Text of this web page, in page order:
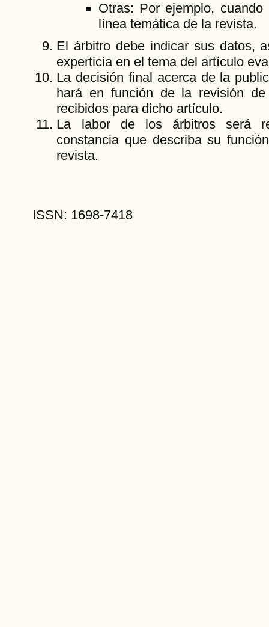
Otras: Por ejemplo,
línea temática de la revista.
El árbitro debe indicar sus datos,
experticia en el tema del artículo
La decisión final acerca de la
hará en función de la revisión
recibidos para dicho artículo.
La labor de los árbitros será
constancia que describa su
revista.
ISSN: 1698-7418